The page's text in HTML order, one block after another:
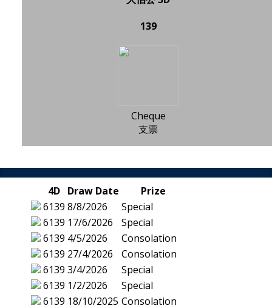
139
Cheque
支票
4D Draw Date
Prize
6139 8/8/2026
Special
6139 17/6/2026
Special
6139 4/5/2026
Consolation
6139 27/4/2026
Consolation
6139 3/4/2026
Special
6139 1/2/2026
Special
6139 18/10/2025 Consolation